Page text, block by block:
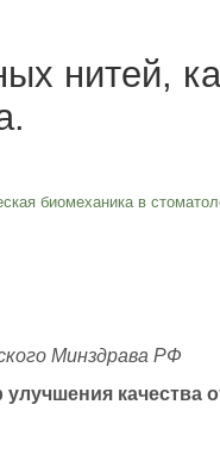
нитей,
биомеханика в
Минздрава РФ
качества